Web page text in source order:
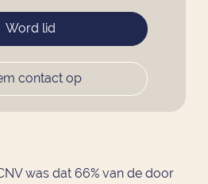
Word lid
contact op
was dat 66% van de door